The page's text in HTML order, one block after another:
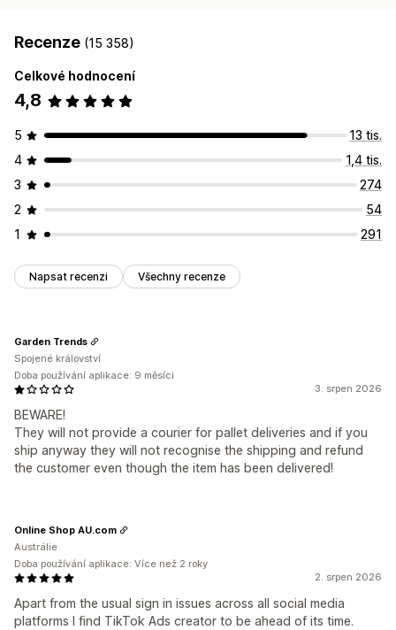
Recenze (15 358)
Celkové hodnocení
4,8
5
13 tis.
4
1,4 tis.
3
274
2
54
1
291
Napsat recenzi Všechny recenze
3. srpen 2026
BEWARE!
They will not provide a courier for pallet deliveries and if you
ship anyway they will not recognise the shipping and refund
the customer even though the item has been delivered!
Garden Trends
Spojené království
Doba používání aplikace: 9 měsíci
2. srpen 2026
Apart from the usual sign in issues across all social media
platforms I find TikTok Ads creator to be ahead of its time.
Online Shop AU.com
Austrálie
Doba používání aplikace: Více než 2 roky